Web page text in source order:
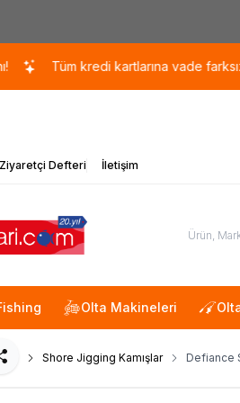
Tüm kredi kartlarına vade farksız 6
Ziyaretçi Defteri İletişim
Olta Makineleri
Shore Jigging Kamışlar Defiance
Paylaş